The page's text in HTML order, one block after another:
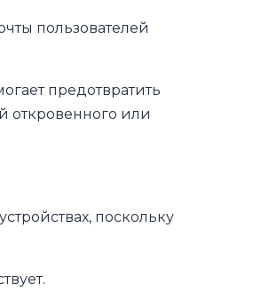
пользователей
предотвратить
откровенного или
поскольку